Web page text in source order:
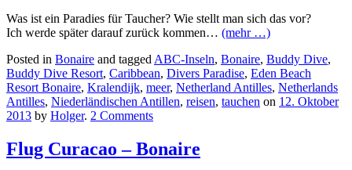
Was ist ein Paradies für Taucher? Wie stellt man sich das vor?
Ich werde später darauf zurück kommen… (mehr …)
Posted in Bonaire and tagged ABC-Inseln, Bonaire, Buddy Dive,
Buddy Dive Resort, Caribbean, Divers Paradise, Eden Beach
Resort Bonaire, Kralendijk, meer, Netherland Antilles, Netherlands
Antilles, Niederländischen Antillen, reisen, tauchen on 12. Oktober
2013 by Holger. 2 Comments
Flug Curacao – Bonaire